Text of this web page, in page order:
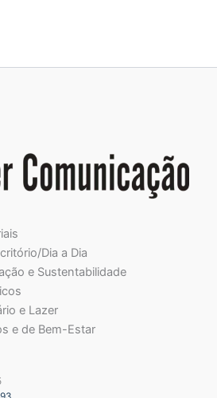
Dia a Dia
e Sustentabilidade
e Lazer
e de Bem-Estar